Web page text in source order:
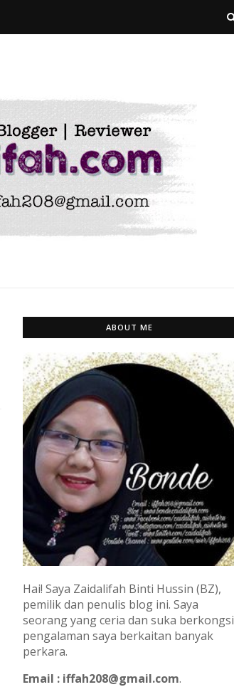
ABOUT ME
Hai! Saya Zaidalifah Binti Hussin (BZ),
pemilik dan penulis blog ini. Saya
seorang yang ceria dan suka berkongsi
pengalaman saya berkaitan banyak
perkara.
Email : iffah208@gmail.com.